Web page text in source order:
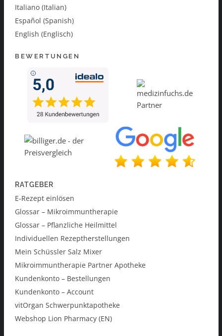
Italiano (Italian)
Español (Spanish)
English (Englisch)
BEWERTUNGEN
RATGEBER
E-Rezept einlösen
Glossar – Mikroimmuntherapie
Glossar – Pflanzliche Heilmittel
Individuellen Rezeptherstellungen
Mein Schüssler Salz Mixer
Mikroimmuntherapie Partner Apotheke
Kundenkonto – Bestellungen
Kundenkonto – Account
vitOrgan Schwerpunktapotheke
Webshop Lion Pharmacy (EN)